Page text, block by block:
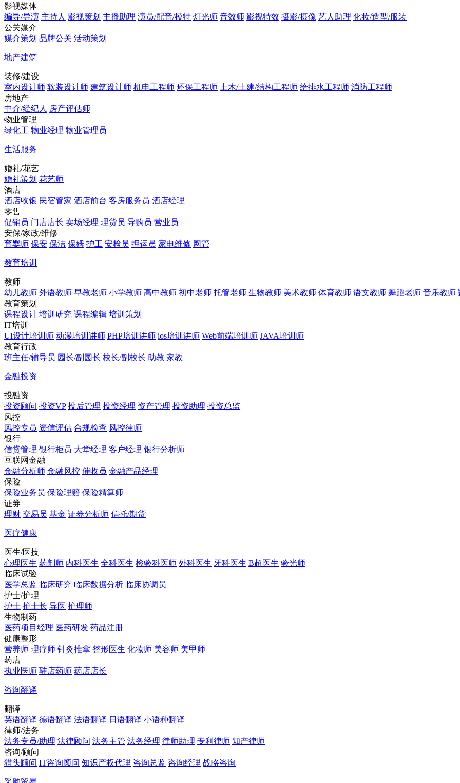
影视媒体
编导/导演 主持人 影视策划 主播助理 演员/配音/模特 灯光师 音效师 影视特效 摄影/摄像 艺人助理 化妆/造型/服装
公关媒介
媒介策划 品牌公关 活动策划
地产建筑
装修/建设
室内设计师 软装设计师 建筑设计师 机电工程师 环保工程师 土木/土建/结构工程师 给排水工程师 消防工程师
房地产
中介/经纪人 房产评估师
物业管理
绿化工 物业经理 物业管理员
生活服务
婚礼/花艺
婚礼策划 花艺师
酒店
酒店收银 民宿管家 酒店前台 客房服务员 酒店经理
零售
促销员 门店店长 卖场经理 理货员 导购员 营业员
安保/家政/维修
育婴师 保安 保洁 保姆 护工 安检员 押运员 家电维修 网管
教育培训
教师
幼儿教师 外语教师 早教老师 小学教师 高中教师 初中老师 托管老师 生物教师 美术教师 体育教师 语文教师 舞蹈老师 音乐教师
教育策划
课程设计 培训研究 课程编辑 培训策划
IT培训
UI设计培训师 动漫培训讲师 PHP培训讲师 ios培训讲师 Web前端培训师 JAVA培训师
教育行政
班主任/辅导员 园长/副园长 校长/副校长 助教 家教
金融投资
投融资
投资顾问 投资VP 投后管理 投资经理 资产管理 投资助理 投资总监
风控
风控专员 资信评估 合规检查 风控律师
银行
信贷管理 银行柜员 大堂经理 客户经理 银行分析师
互联网金融
金融分析师 金融风控 催收员 金融产品经理
保险
保险业务员 保险理赔 保险精算师
证券
理财 交易员 基金 证券分析师 信托/期货
医疗健康
医生/医技
心理医生 药剂师 内科医生 全科医生 检验科医师 外科医生 牙科医生 B超医生 验光师
临床试验
医学总监 临床研究 临床数据分析 临床协调员
护士/护理
护士 护士长 导医 护理师
生物制药
医药项目经理 医药研发 药品注册
健康整形
营养师 理疗师 针灸推拿 整形医生 化妆师 美容师 美甲师
药店
执业医师 驻店药师 药店店长
咨询翻译
翻译
英语翻译 德语翻译 法语翻译 日语翻译 小语种翻译
律师/法务
法务专员/助理 法律顾问 法务主管 法务经理 律师助理 专利律师 知产律师
咨询/顾问
猎头顾问 IT咨询顾问 知识产权代理 咨询总监 咨询经理 战略咨询